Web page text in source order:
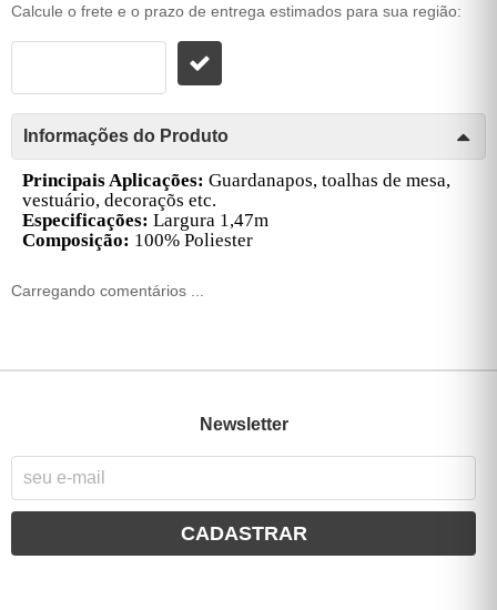
Calcule o frete e o prazo de entrega estimados para sua região:
Informações do Produto
Principais Aplicações: Guardanapos, toalhas de mesa,
vestuário, decoraçõs etc.
Especificações: Largura 1,47m
Composição: 100% Poliester
Carregando comentários ...
Newsletter
CADASTRAR